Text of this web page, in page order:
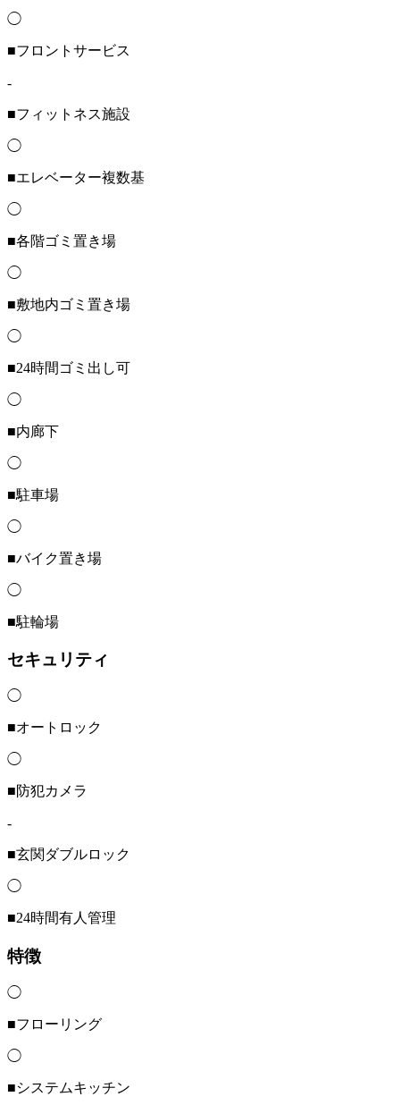
◯
■フロントサービス
-
■フィットネス施設
◯
■エレベーター複数基
◯
■各階ゴミ置き場
◯
■敷地内ゴミ置き場
◯
■24時間ゴミ出し可
◯
■内廊下
◯
■駐車場
◯
■バイク置き場
◯
■駐輪場
セキュリティ
◯
■オートロック
◯
■防犯カメラ
-
■玄関ダブルロック
◯
■24時間有人管理
特徴
◯
■フローリング
◯
■システムキッチン